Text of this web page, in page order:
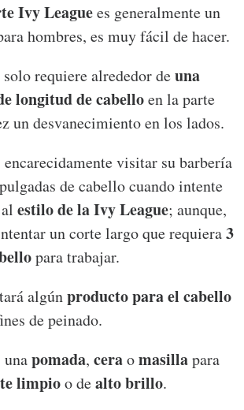
Ivy Leaguees generalmente un
hombres, es muy fácil de hacer.
requiere alrededor deuna
longitud de cabelloen la parte
un desvanecimiento en los lados.
encarecidamente visitar su barbería
de cabello cuando intente
estilo de la Ivy League; aunque,
un corte largo que requiera3
para trabajar.
algúnproducto para el cabello
de peinado.
unapomada, ceraomasillapara
limpioo dealto brillo.